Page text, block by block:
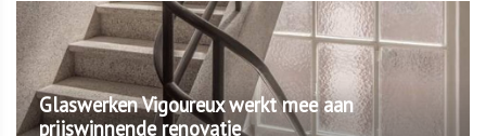
Glaswerken Vigoureux werkt mee aan
prijswinnende renovatie